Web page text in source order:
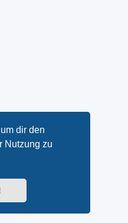
dir den
Nutzung zu